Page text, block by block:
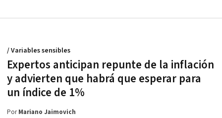
Expertos anticipan repunte de la inflación
y advierten que habrá que esperar para
un índice de 1%
/ Variables sensibles
PorMariano Jaimovich